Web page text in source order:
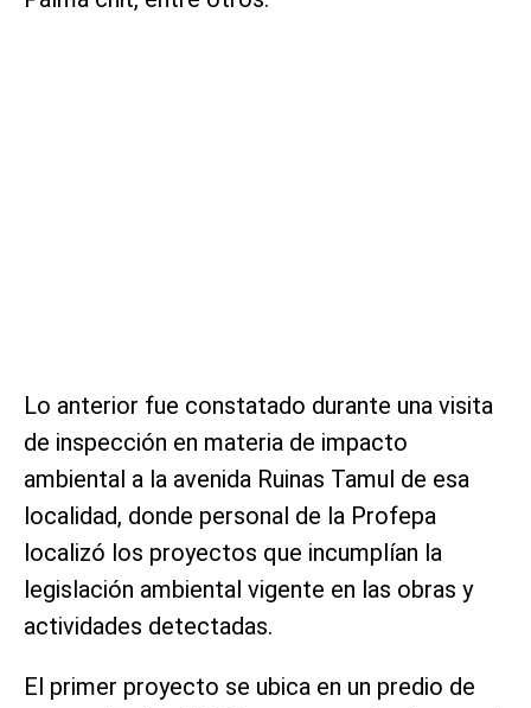
Lo anterior fue constatado durante una visita
de inspección en materia de impacto
ambiental a la avenida Ruinas Tamul de esa
localidad, donde personal de la Profepa
localizó los proyectos que incumplían la
legislación ambiental vigente en las obras y
actividades detectadas.
El primer proyecto se ubica en un predio de